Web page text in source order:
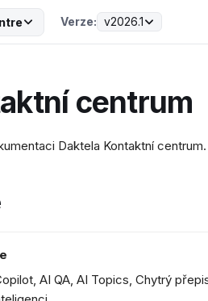
Verze: v2026.1
centrum
Daktela Kontaktní
AI QA, AI Topics, Chytrý